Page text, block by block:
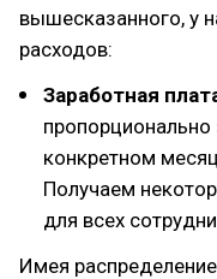
вышесказанного, у
расходов:
Заработная
конкретном
Получаем
для всех
Имея